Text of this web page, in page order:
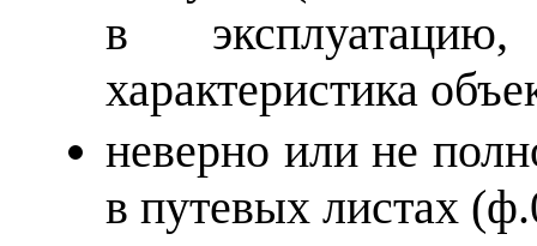
в эксплуатацию,
характеристика
неверно или не
в путевых листах